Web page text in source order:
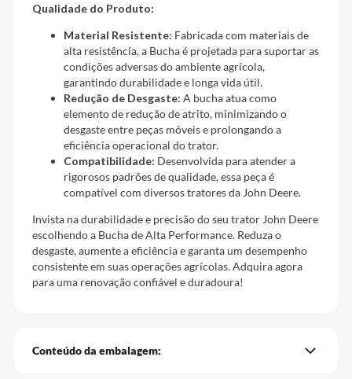
Qualidade do Produto:
Material Resistente: Fabricada com materiais de
alta resistência, a Bucha é projetada para suportar as
condições adversas do ambiente agrícola,
garantindo durabilidade e longa vida útil.
Redução de Desgaste: A bucha atua como
elemento de redução de atrito, minimizando o
desgaste entre peças móveis e prolongando a
eficiência operacional do trator.
Compatibilidade: Desenvolvida para atender a
rigorosos padrões de qualidade, essa peça é
compatível com diversos tratores da John Deere.
Invista na durabilidade e precisão do seu trator John Deere
escolhendo a Bucha de Alta Performance. Reduza o
desgaste, aumente a eficiência e garanta um desempenho
consistente em suas operações agrícolas. Adquira agora
para uma renovação confiável e duradoura!
Conteúdo da embalagem: